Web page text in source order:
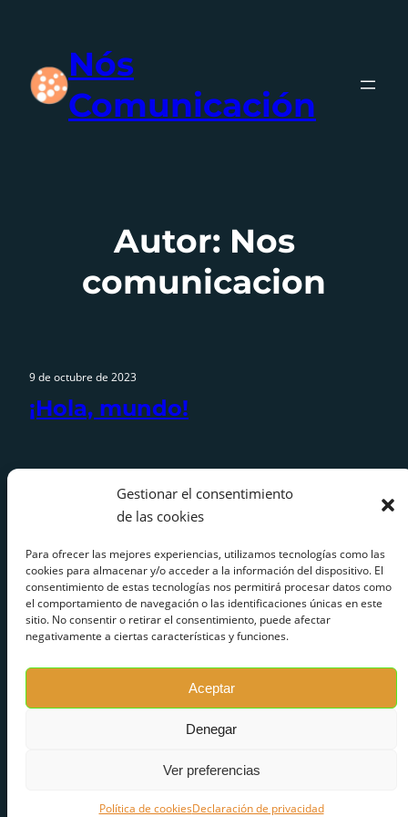
Gestionar el consentimiento
de las cookies
Para ofrecer las mejores experiencias, utilizamos tecnologías como las
cookies para almacenar y/o acceder a la información del dispositivo. El
consentimiento de estas tecnologías nos permitirá procesar datos como
el comportamiento de navegación o las identificaciones únicas en este
sitio. No consentir o retirar el consentimiento, puede afectar
negativamente a ciertas características y funciones.
Aceptar
Denegar
Ver preferencias
Política de cookiesDeclaración de privacidad
contenidoNós
Comunicación
Autor: Nos
comunicacion
9 de octubre de 2023
¡Hola, mundo!
Search for an article
Search
Search
Facebook
Instagram
LinkedIn